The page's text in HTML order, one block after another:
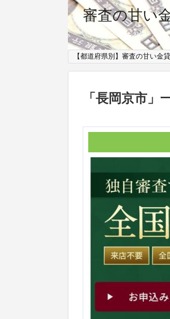
審査の甘い
【都道府県別】審査の甘い金
「 長岡京市 」